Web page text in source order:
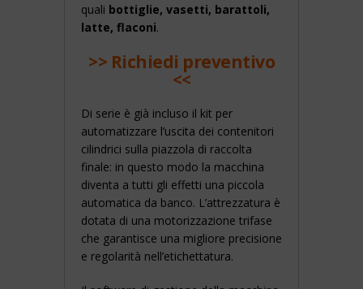
quali bottiglie, vasetti, barattoli,
latte, flaconi.
>> Richiedi preventivo
<<
Di serie è già incluso il kit per
automatizzare l’uscita dei contenitori
cilindrici sulla piazzola di raccolta
finale: in questo modo la macchina
diventa a tutti gli effetti una piccola
automatica da banco. L’attrezzatura è
dotata di una motorizzazione trifase
che garantisce una migliore precisione
e regolarità nell’etichettatura.